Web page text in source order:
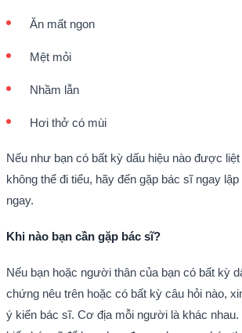
Ăn mất ngon
Mệt mỏi
Nhầm lẫn
Hơi thở có mùi
Nếu như bạn có bất kỳ dấu hiệu nào được
không thể đi tiểu, hãy đến gặp bác sĩ ngay
ngay.
Khi nào bạn cần gặp bác sĩ?
Nếu bạn hoặc người thân của bạn có bất kỳ
chứng nêu trên hoặc có bất kỳ câu hỏi nào,
ý kiến bác sĩ. Cơ địa mỗi người là khác